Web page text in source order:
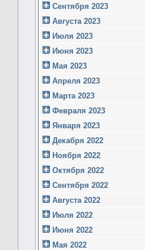
Сентября 2023
Августа 2023
Июля 2023
Июня 2023
Мая 2023
Апреля 2023
Марта 2023
Февраля 2023
Января 2023
Декабря 2022
Ноября 2022
Октября 2022
Сентября 2022
Августа 2022
Июля 2022
Июня 2022
Мая 2022